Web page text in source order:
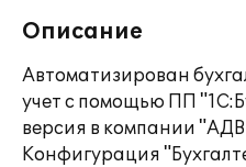
Описание
Автоматизирован
учет с помощью ПП
версия в компании
Конфигурация